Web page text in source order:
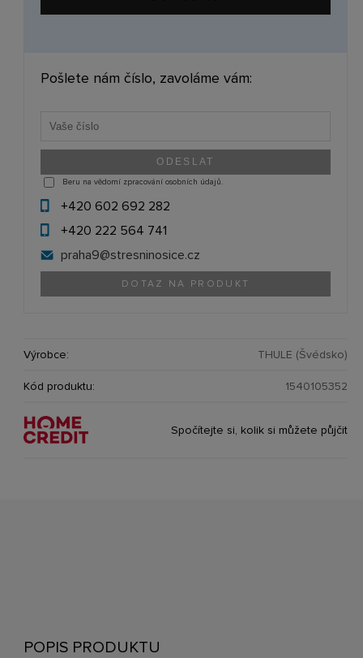
Pošlete nám číslo, zavoláme vám:
Beru na vědomí zpracování osobních údajů.
+420 602 692 282
+420 222 564 741
praha9@stresninosice.cz
DOTAZ NA PRODUKT
Výrobce: THULE (Švédsko)
Kód produktu: 1540105352
Spočítejte si, kolik si můžete půjčit
POPIS PRODUKTU